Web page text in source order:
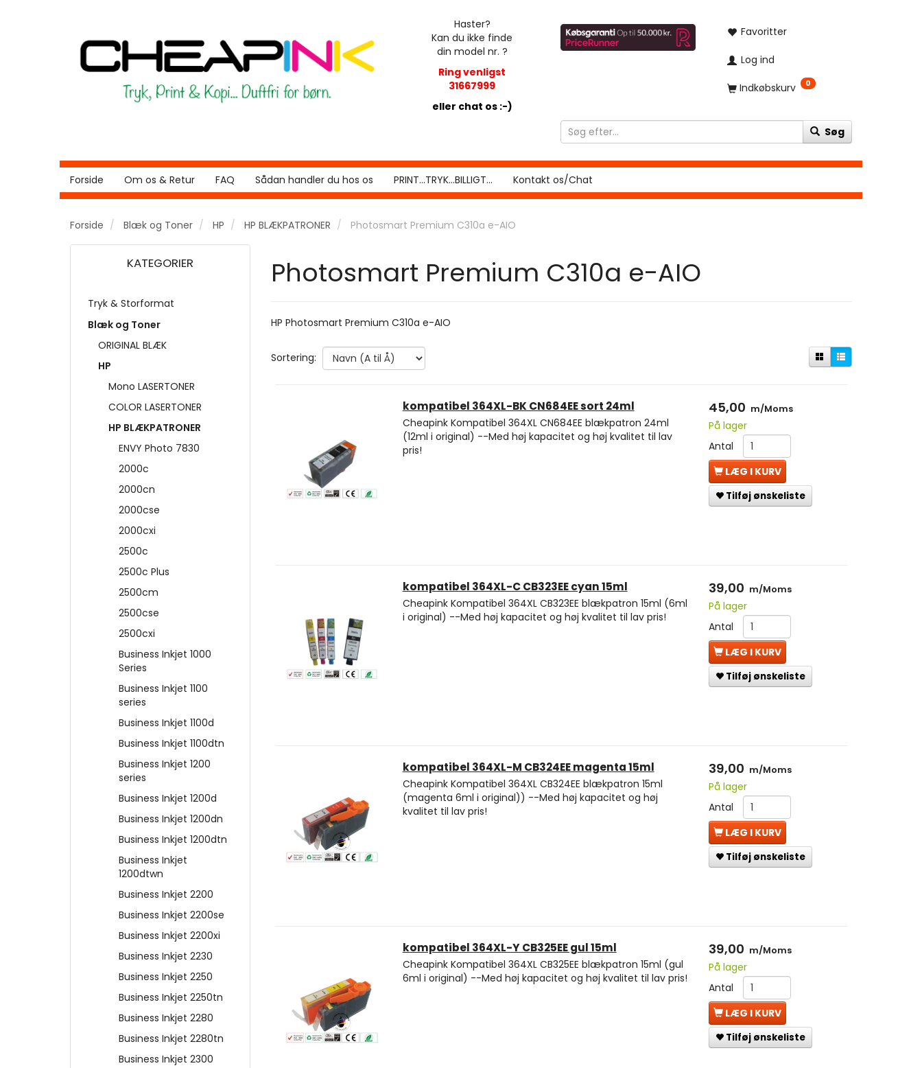
Haster?
Kan du ikke finde
din model nr. ?
Ring venligst
31667999
eller chat os :-)
Favoritter
Log ind
Indkøbskurv 0
Søg
Forside Om os & Retur FAQ Sådan handler du hos os PRINT...TRYK...BILLIGT... Kontakt os/Chat
Forside Blæk og Toner HP HP BLÆKPATRONER Photosmart Premium C310a e-AIO
KATEGORIER
Tryk & Storformat
Blæk og Toner
ORIGINAL BLÆK
HP
Mono LASERTONER
COLOR LASERTONER
HP BLÆKPATRONER
ENVY Photo 7830
2000c
2000cn
2000cse
2000cxi
2500c
2500c Plus
2500cm
2500cse
2500cxi
Business Inkjet 1000
Series
Business Inkjet 1100
series
Business Inkjet 1100d
Business Inkjet 1100dtn
Business Inkjet 1200
series
Business Inkjet 1200d
Business Inkjet 1200dn
Business Inkjet 1200dtn
Business Inkjet
1200dtwn
Business Inkjet 2200
Business Inkjet 2200se
Business Inkjet 2200xi
Business Inkjet 2230
Business Inkjet 2250
Business Inkjet 2250tn
Business Inkjet 2280
Business Inkjet 2280tn
Business Inkjet 2300
Photosmart Premium C310a e-AIO
HP Photosmart Premium C310a e-AIO
Sortering:
kompatibel 364XL-BK CN684EE sort 24ml
Cheapink Kompatibel 364XL CN684EE blækpatron 24ml
(12ml i original) --Med høj kapacitet og høj kvalitet til lav
pris!
45,00 m/Moms
På lager
Antal
LÆG I KURV
Tilføj ønskeliste
kompatibel 364XL-C CB323EE cyan 15ml
Cheapink Kompatibel 364XL CB323EE blækpatron 15ml (6ml
i original) --Med høj kapacitet og høj kvalitet til lav pris!
39,00 m/Moms
På lager
Antal
LÆG I KURV
Tilføj ønskeliste
kompatibel 364XL-M CB324EE magenta 15ml
Cheapink Kompatibel 364XL CB324EE blækpatron 15ml
(magenta 6ml i original)) --Med høj kapacitet og høj
kvalitet til lav pris!
39,00 m/Moms
På lager
Antal
LÆG I KURV
Tilføj ønskeliste
kompatibel 364XL-Y CB325EE gul 15ml
Cheapink Kompatibel 364XL CB325EE blækpatron 15ml (gul
6ml i original) --Med høj kapacitet og høj kvalitet til lav pris!
39,00 m/Moms
På lager
Antal
LÆG I KURV
Tilføj ønskeliste